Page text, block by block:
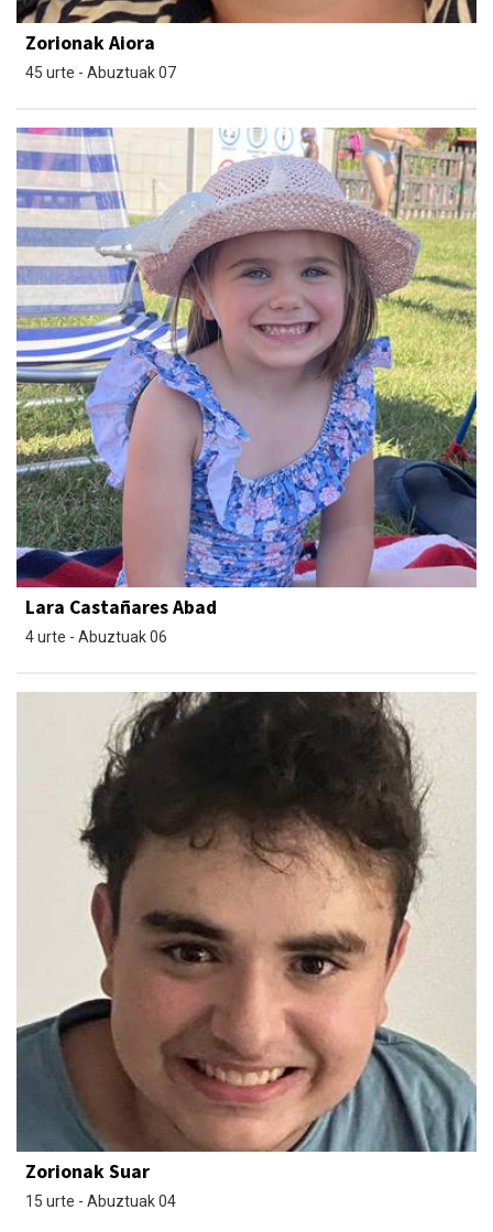
Zorionak Aiora
45 urte - Abuztuak 07
Lara Castañares Abad
4 urte - Abuztuak 06
Zorionak Suar
15 urte - Abuztuak 04